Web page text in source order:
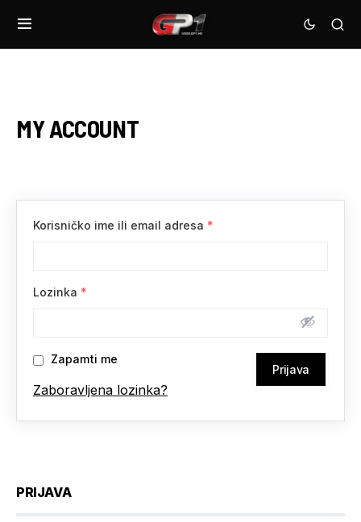
MY ACCOUNT
Korisničko ime ili email adresa *
Lozinka *
Zapamti me
Zaboravljena lozinka?
PRIJAVA